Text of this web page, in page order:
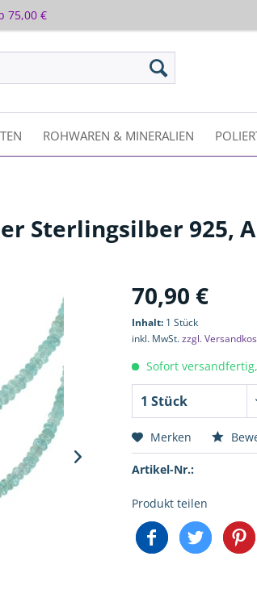
75,00 €
ROHWAREN & MINERALIEN
Sterlingsilber 925,
70,90 €
Inhalt: 1 Stück
inkl. MwSt.zzgl.
Sofort
Merken
Artikel-Nr.:
Produkt teilen